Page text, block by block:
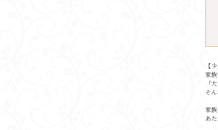
【
家
「
そ
家
あ